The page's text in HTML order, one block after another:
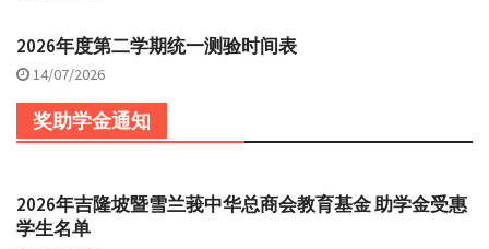
2026年度第二学期统一测验时间表
14/07/2026
奖助学金通知
2026年吉隆坡暨雪兰莪中华总商会教育基金 助学金受惠
学生名单